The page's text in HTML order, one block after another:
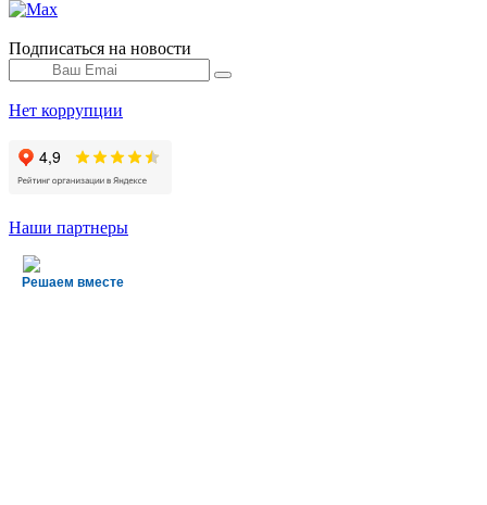
Подписаться на новости
Нет коррупции
Наши партнеры
Решаем вместе